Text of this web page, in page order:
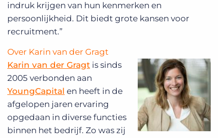
indruk krijgen van hun kenmerken en
persoonlijkheid. Dit biedt grote kansen voor
recruitment.”
Over Karin van der Gragt
Karin van der Gragt is sinds
2005 verbonden aan
YoungCapital en heeft in de
afgelopen jaren ervaring
opgedaan in diverse functies
binnen het bedrijf. Zo was zij